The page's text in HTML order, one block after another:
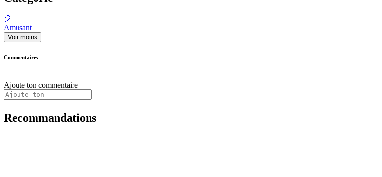
🎈
Amusant
Voir moins
Commentaires
Ajoute ton commentaire
Recommandations